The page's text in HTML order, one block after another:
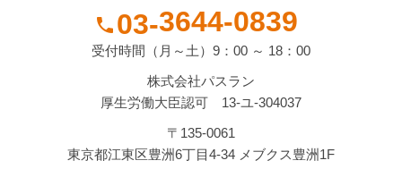
phone 03-3644-0839
受付時間（月～土）9：00 ～ 18：00
株式会社パスラン
厚生労働大臣認可 13-ユ-304037
〒135-0061
東京都江東区豊洲6丁目4-34 メブクス豊洲1F